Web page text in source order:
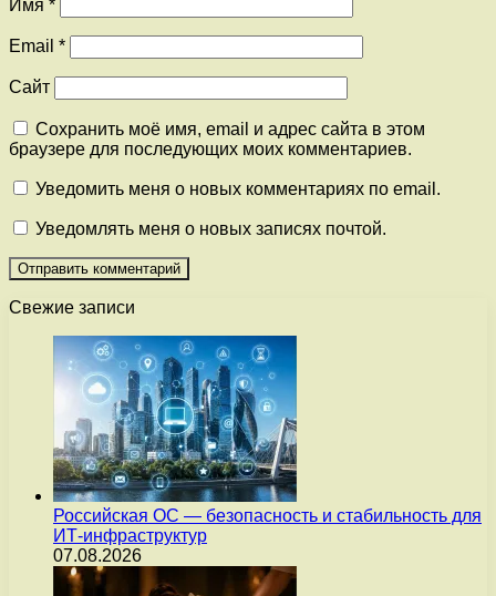
Имя *
Email *
Сайт
Сохранить моё имя, email и адрес сайта в этом
браузере для последующих моих комментариев.
Уведомить меня о новых комментариях по email.
Уведомлять меня о новых записях почтой.
Свежие записи
Российская ОС — безопасность и стабильность для
ИТ-инфраструктур
07.08.2026